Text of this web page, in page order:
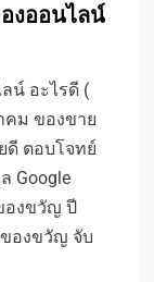
งออนไลน์
น์ อะไรดี (
คม ของขาย
ดี ตอบโจทย์
Google
องขวัญ ปี
องขวัญ จับ